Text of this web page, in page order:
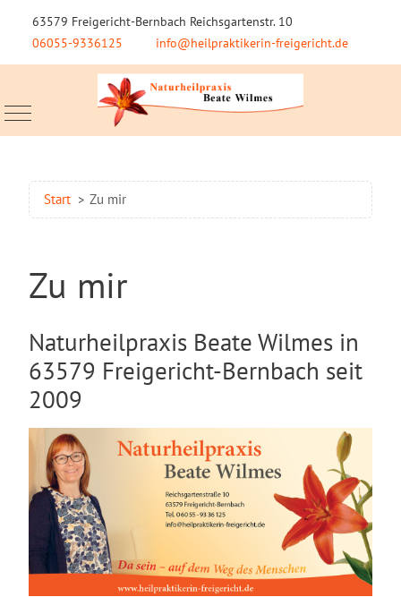
63579 Freigericht-Bernbach Reichsgartenstr. 10
06055-9336125
info@heilpraktikerin-freigericht.de
Mobile Menu Toggle
Start Zu mir
Zu mir
Naturheilpraxis Beate Wilmes in
63579 Freigericht-Bernbach seit
2009